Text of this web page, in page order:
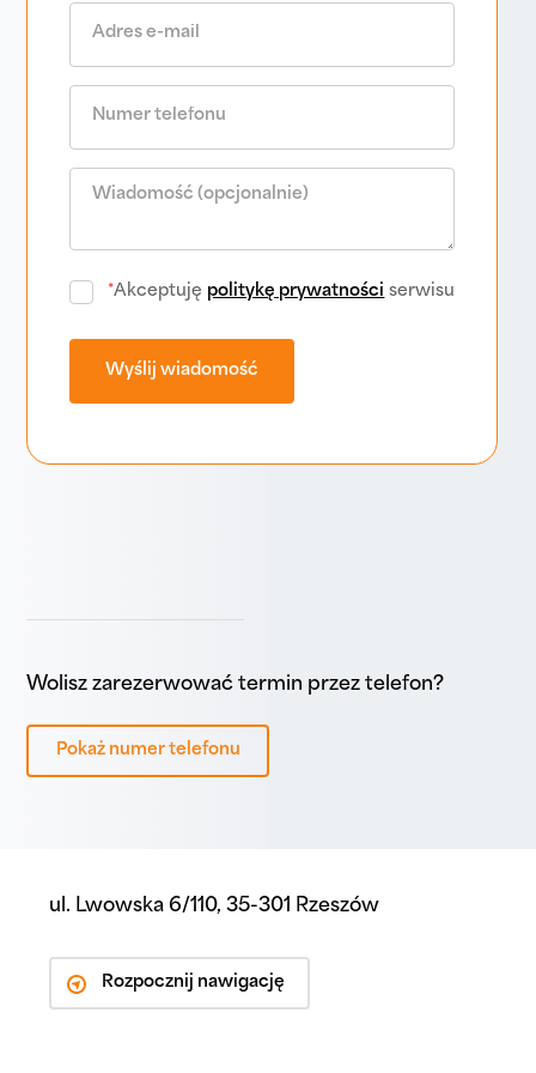
ul. Lwowska 6/110, 35-301 Rzeszów
Rozpocznij nawigację
Wolisz zarezerwować termin przez telefon?
Pokaż numer telefonu
*Akceptuję politykę prywatności serwisu